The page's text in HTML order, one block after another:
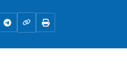
TelegramCopier le lien
Imprimer la page